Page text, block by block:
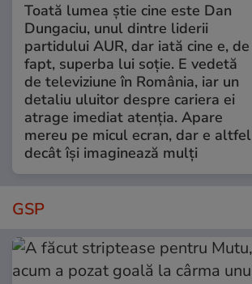
Toată lumea știe cine este Dan
Dungaciu, unul dintre liderii
partidului AUR, dar iată cine e, de
fapt, superba lui soție. E vedetă
de televiziune în România, iar un
detaliu uluitor despre cariera ei
atrage imediat atenția. Apare
mereu pe micul ecran, dar e altfel
decât își imaginează mulți
GSP